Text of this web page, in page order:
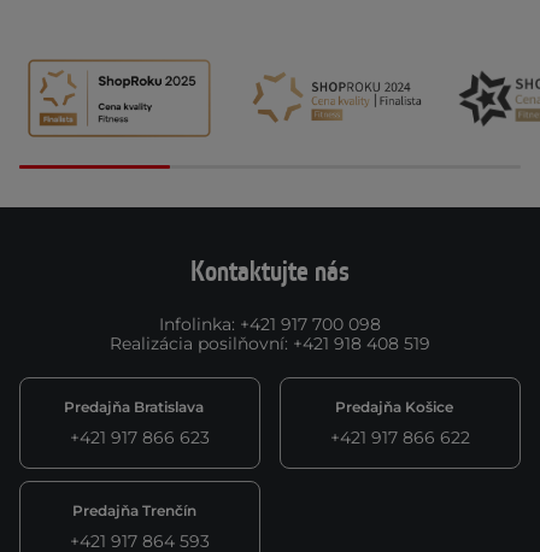
Kontaktujte nás
Infolinka: +421 917 700 098
Realizácia posilňovní: +421 918 408 519
Predajňa Bratislava
+421 917 866 623
Predajňa Košice
+421 917 866 622
Predajňa Trenčín
+421 917 864 593